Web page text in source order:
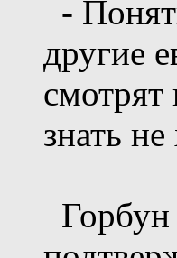
-
другие
смотрят
знать не